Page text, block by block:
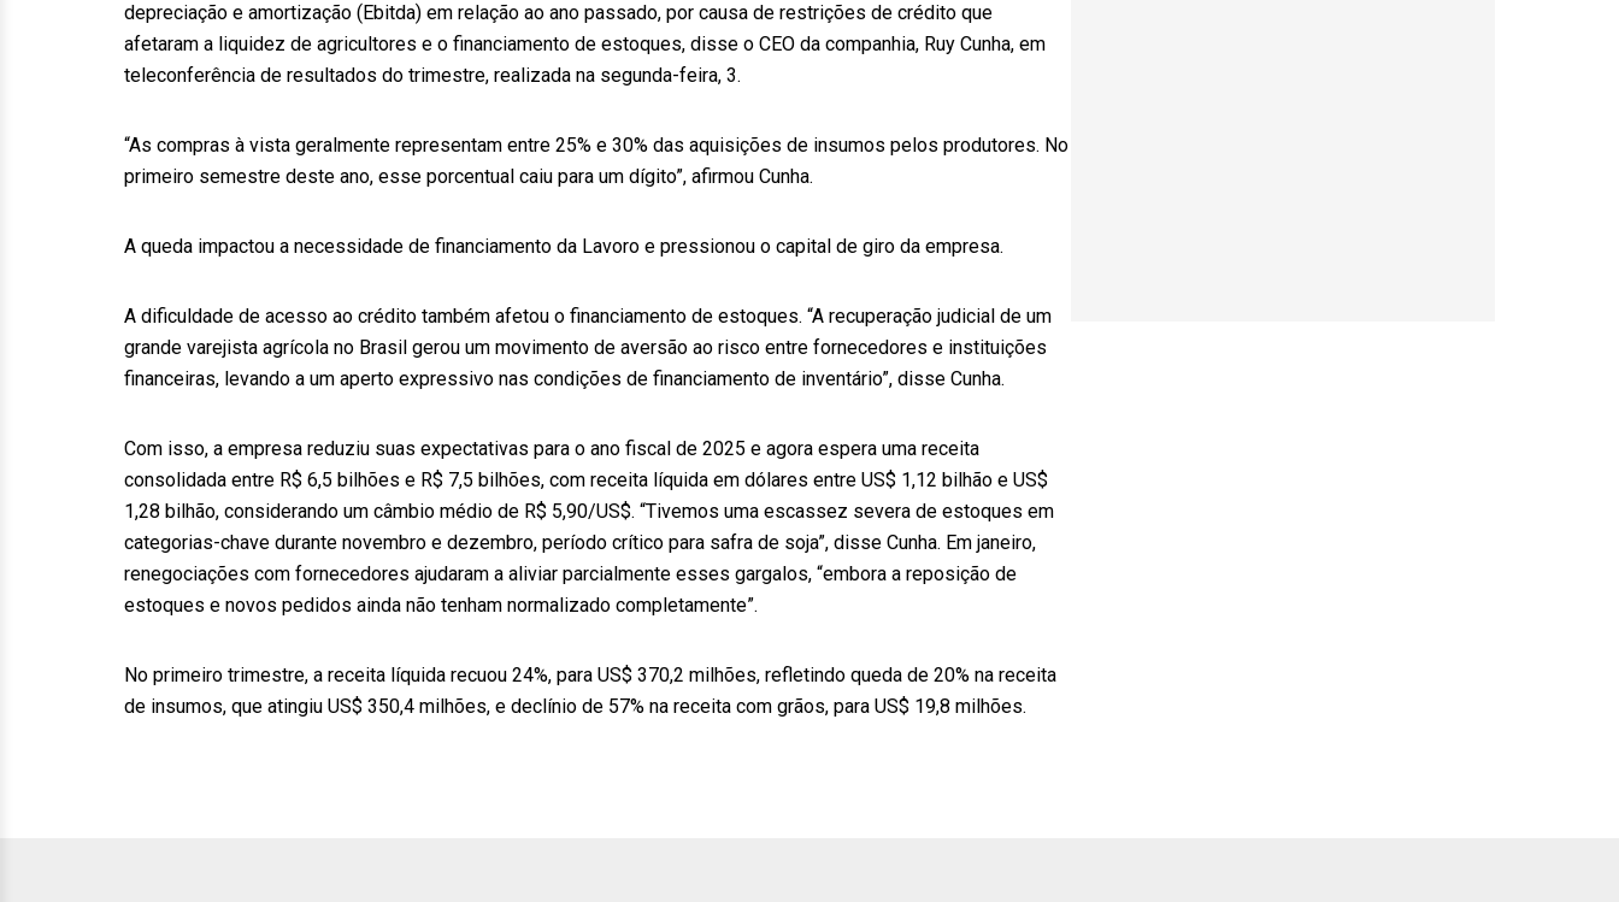
depreciação e amortização (Ebitda) em relação ao ano passado, por causa de restrições de crédito que
afetaram a liquidez de agricultores e o financiamento de estoques, disse o CEO da companhia, Ruy Cunha, em
teleconferência de resultados do trimestre, realizada na segunda-feira, 3.
“As compras à vista geralmente representam entre 25% e 30% das aquisições de insumos pelos produtores. No
primeiro semestre deste ano, esse porcentual caiu para um dígito”, afirmou Cunha.
A queda impactou a necessidade de financiamento da Lavoro e pressionou o capital de giro da empresa.
A dificuldade de acesso ao crédito também afetou o financiamento de estoques. “A recuperação judicial de um
grande varejista agrícola no Brasil gerou um movimento de aversão ao risco entre fornecedores e instituições
financeiras, levando a um aperto expressivo nas condições de financiamento de inventário”, disse Cunha.
Com isso, a empresa reduziu suas expectativas para o ano fiscal de 2025 e agora espera uma receita
consolidada entre R$ 6,5 bilhões e R$ 7,5 bilhões, com receita líquida em dólares entre US$ 1,12 bilhão e US$
1,28 bilhão, considerando um câmbio médio de R$ 5,90/US$. “Tivemos uma escassez severa de estoques em
categorias-chave durante novembro e dezembro, período crítico para safra de soja”, disse Cunha. Em janeiro,
renegociações com fornecedores ajudaram a aliviar parcialmente esses gargalos, “embora a reposição de
estoques e novos pedidos ainda não tenham normalizado completamente”.
No primeiro trimestre, a receita líquida recuou 24%, para US$ 370,2 milhões, refletindo queda de 20% na receita
de insumos, que atingiu US$ 350,4 milhões, e declínio de 57% na receita com grãos, para US$ 19,8 milhões.